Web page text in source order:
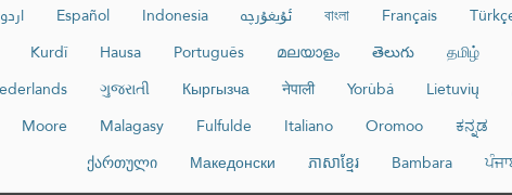
اردو Español Indonesia ئۇيغۇرچە বাংলা Français
Kurdî Hausa Português മലയാളം తెలుగు தமிழ்
ગુજરાતી Кыргызча नेपाली Yorùbá Lietuvių
Moore Malagasy Fulfulde Italiano Oromoo ಕನ್ನಡ
ქართული
Македонски ភាសាខ្មែរ Bambara